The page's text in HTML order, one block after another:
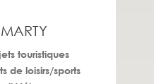
touristiques
de loisirs/sports